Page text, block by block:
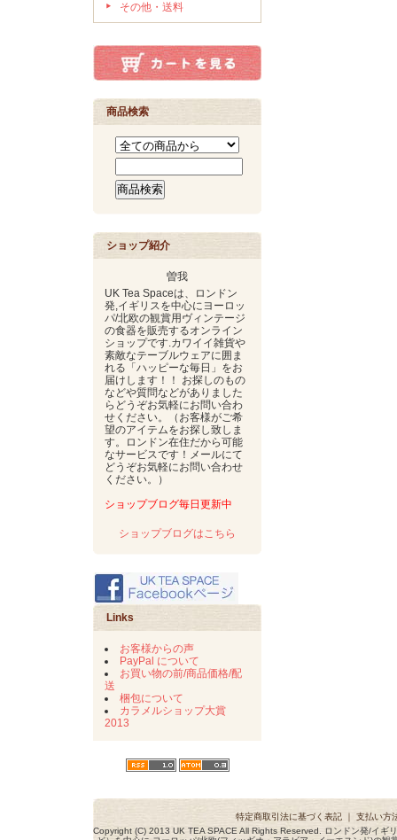
その他・送料
商品検索
ショップ紹介
曽我
UK Tea Spaceは、ロンドン
発,イギリスを中心にヨーロッ
パ/北欧の観賞用ヴィンテージ
の食器を販売するオンライン
ショップです.カワイイ雑貨や
素敵なテーブルウェアに囲ま
れる「ハッピーな毎日」をお
届けします！！ お探しのもの
などや質問などがありました
らどうぞお気軽にお問い合わ
せください。（お客様がご希
望のアイテムをお探し致しま
す。ロンドン在住だから可能
なサービスです！メールにて
どうぞお気軽にお問い合わせ
ください。）
ショップブログ毎日更新中
ショップブログはこちら
Links
お客様からの声
PayPal について
お買い物の前/商品価格/配
送
梱包について
カラメルショップ大賞
2013
特定商取引法に基づく表記 ｜ 支払い方
Copyright (C) 2013 UK TEA SPACE All Rights Reserved. ロンドン発/イギ